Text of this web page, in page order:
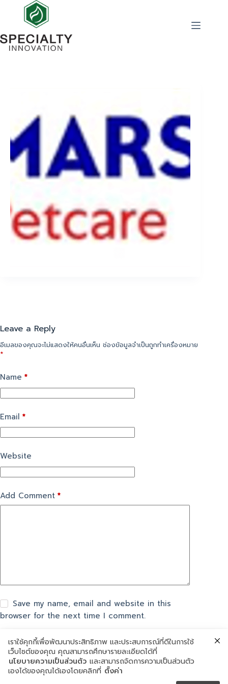
Leave a Reply
อีเมลของคุณจะไม่แสดงให้คนอื่นเห็น ช่องข้อมูลจำเป็นถูกทำเครื่องหมาย
*
Name *
Email *
Website
Add Comment *
Save my name, email and website in this
browser for the next time I comment.
แสดงความเห็น
เราใช้คุกกี้เพื่อพัฒนาประสิทธิภาพ และประสบการณ์ที่ดีในการใช้
เว็บไซต์ของคุณ คุณสามารถศึกษารายละเอียดได้ที่
นโยบายความเป็นส่วนตัว และสามารถจัดการความเป็นส่วนตัว
เองได้ของคุณได้เองโดยคลิกที่ ตั้งค่า